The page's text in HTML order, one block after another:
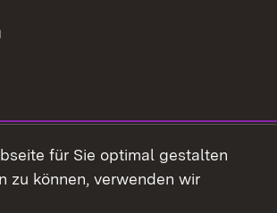
für Sie optimal gestalten
zu können, verwenden wir